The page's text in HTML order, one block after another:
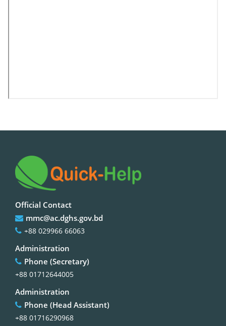
Official Contact
mmc@ac.dghs.gov.bd
+88 029966 66063
Administration
Phone (Secretary)
+88 01712644005
Administration
Phone (Head Assistant)
+88 01716290968